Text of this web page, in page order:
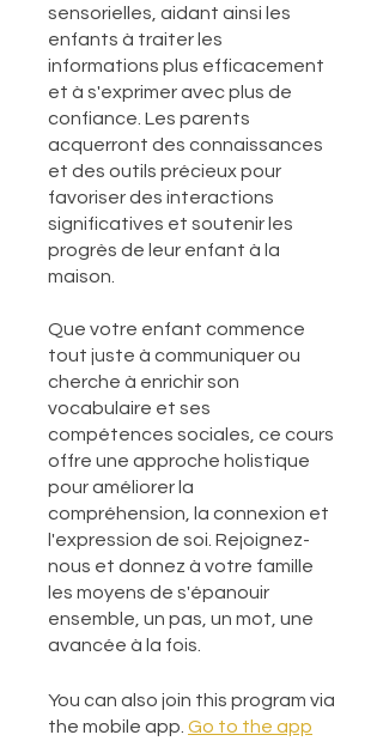
sensorielles, aidant ainsi les
enfants à traiter les
informations plus efficacement
et à s'exprimer avec plus de
confiance. Les parents
acquerront des connaissances
et des outils précieux pour
favoriser des interactions
significatives et soutenir les
progrès de leur enfant à la
maison.
Que votre enfant commence
tout juste à communiquer ou
cherche à enrichir son
vocabulaire et ses
compétences sociales, ce cours
offre une approche holistique
pour améliorer la
compréhension, la connexion et
l'expression de soi. Rejoignez-
nous et donnez à votre famille
les moyens de s'épanouir
ensemble, un pas, un mot, une
avancée à la fois.
You can also join this program via
the mobile app. Go to the app